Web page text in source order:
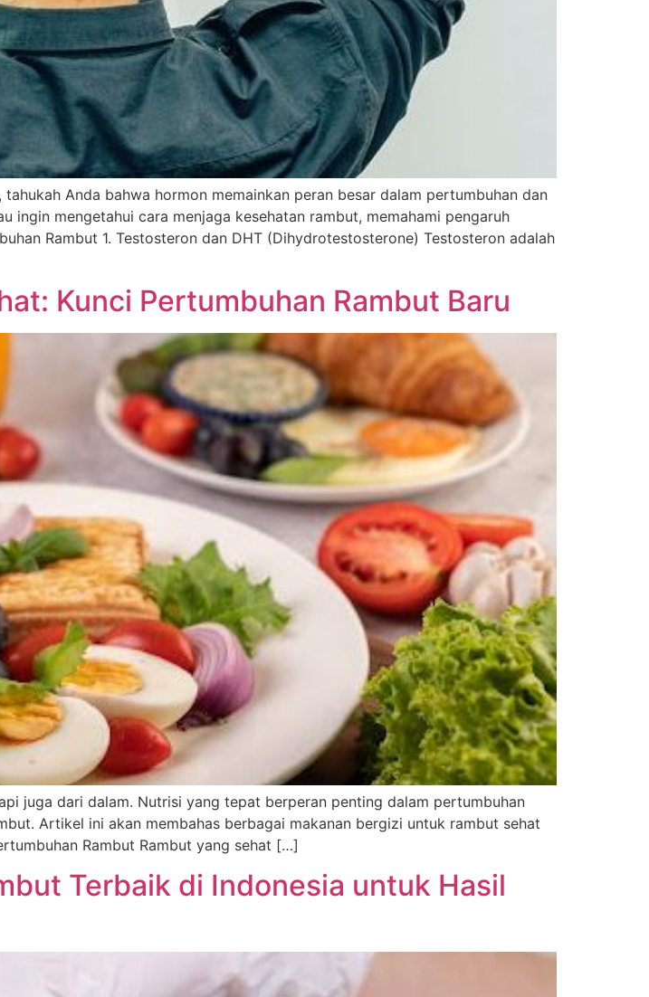
Anda bahwa hormon memainkan peran besar dalam pertumbuhan dan
mengetahui cara menjaga kesehatan rambut, memahami pengaruh
Rambut 1. Testosteron dan DHT (Dihydrotestosterone) Testosteron adalah
Kunci Pertumbuhan Rambut Baru
juga dari dalam. Nutrisi yang tepat berperan penting dalam pertumbuhan
Artikel ini akan membahas berbagai makanan bergizi untuk rambut sehat
Rambut Rambut yang sehat […]
Terbaik di Indonesia untuk Hasil